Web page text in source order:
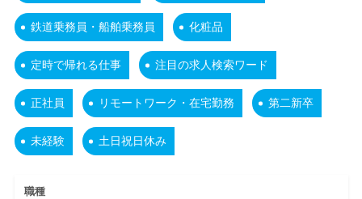
鉄道乗務員・船舶乗務員 化粧品
定時で帰れる仕事 注目の求人検索ワード
正社員 リモートワーク・在宅勤務 第二新卒
未経験 土日祝日休み
職種